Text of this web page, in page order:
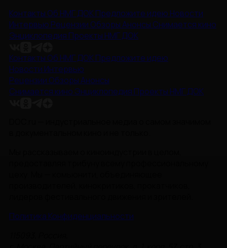
Контакты Об НМГ ДОКПредложите идею Новости
Интервью Рецензии ОбзорыАнонсы Снимается кино
Энциклопедия Проекты НМГ ДОК
Контакты Об НМГ ДОКПредложите идею
Новости Интервью
Рецензии ОбзорыАнонсы
Снимается кино Энциклопедия Проекты НМГ ДОК
Политика Конфиденциальности